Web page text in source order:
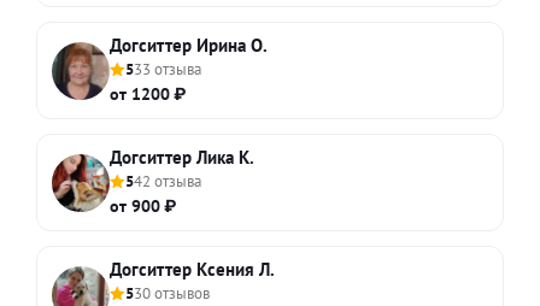
Догситтер Ирина О.
533 отзыва
от 1200 ₽
Догситтер Лика К.
542 отзыва
от 900 ₽
Догситтер Ксения Л.
530 отзывов